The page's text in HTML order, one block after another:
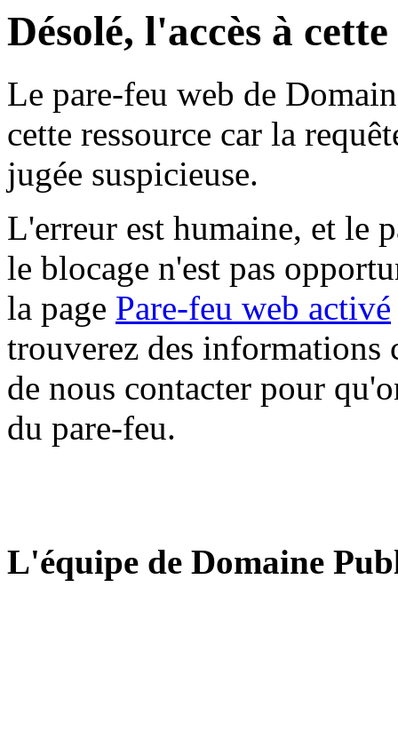
Désolé, l'accès à
Le pare-feu web de
cette ressource car la
jugée suspicieuse.
L'erreur est humaine, et le
le blocage n'est pas
la page Pare-feu web activé
trouverez des informations
de nous contacter pour
du pare-feu.
L'équipe de Domaine